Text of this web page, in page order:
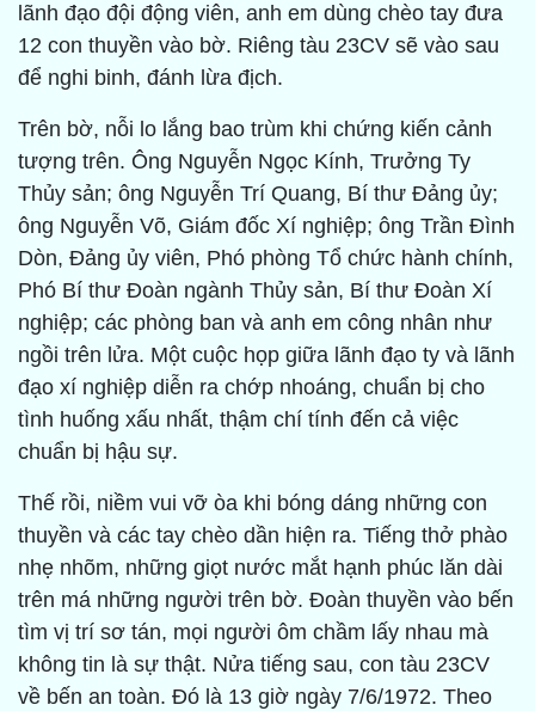
lãnh đạo đội động viên, anh em dùng chèo tay đưa
12 con thuyền vào bờ. Riêng tàu 23CV sẽ vào sau
để nghi binh, đánh lừa địch.
Trên bờ, nỗi lo lắng bao trùm khi chứng kiến cảnh
tượng trên. Ông Nguyễn Ngọc Kính, Trưởng Ty
Thủy sản; ông Nguyễn Trí Quang, Bí thư Đảng ủy;
ông Nguyễn Võ, Giám đốc Xí nghiệp; ông Trần Đình
Dòn, Đảng ủy viên, Phó phòng Tổ chức hành chính,
Phó Bí thư Đoàn ngành Thủy sản, Bí thư Đoàn Xí
nghiệp; các phòng ban và anh em công nhân như
ngồi trên lửa. Một cuộc họp giữa lãnh đạo ty và lãnh
đạo xí nghiệp diễn ra chớp nhoáng, chuẩn bị cho
tình huống xấu nhất, thậm chí tính đến cả việc
chuẩn bị hậu sự.
Thế rồi, niềm vui vỡ òa khi bóng dáng những con
thuyền và các tay chèo dần hiện ra. Tiếng thở phào
nhẹ nhõm, những giọt nước mắt hạnh phúc lăn dài
trên má những người trên bờ. Đoàn thuyền vào bến
tìm vị trí sơ tán, mọi người ôm chầm lấy nhau mà
không tin là sự thật. Nửa tiếng sau, con tàu 23CV
về bến an toàn. Đó là 13 giờ ngày 7/6/1972. Theo